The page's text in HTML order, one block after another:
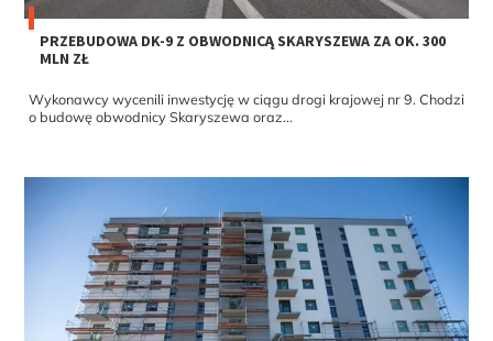
PRZEBUDOWA DK-9 Z OBWODNICĄ SKARYSZEWA ZA OK. 300
MLN ZŁ
Wykonawcy wycenili inwestycję w ciągu drogi krajowej nr 9. Chodzi
o budowę obwodnicy Skaryszewa oraz...